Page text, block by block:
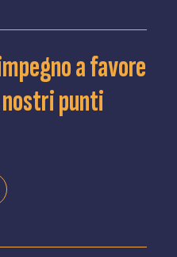
a favore
nostri punti